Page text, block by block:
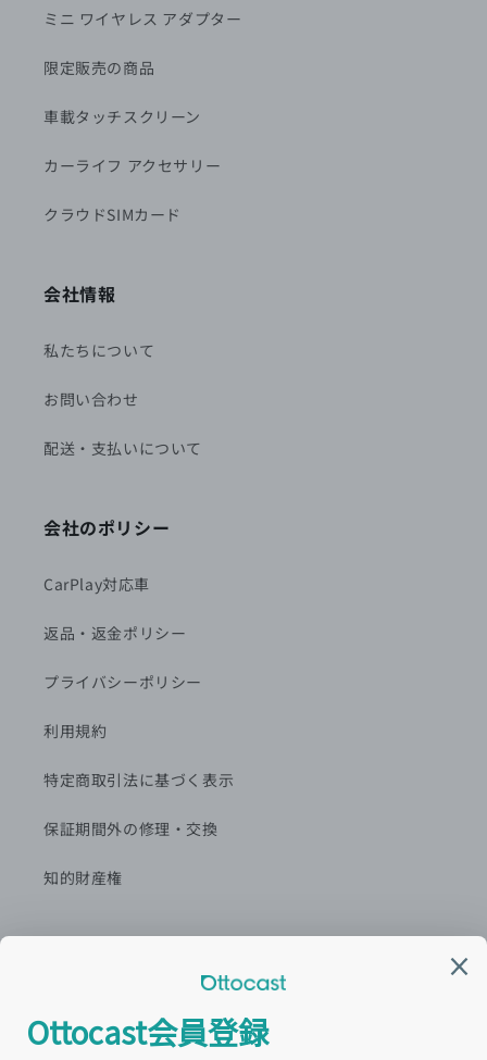
ミニ ワイヤレス アダプター
限定販売の商品
車載タッチスクリーン
カーライフ アクセサリー
クラウドSIMカード
会社情報
私たちについて
お問い合わせ
配送・支払いについて
会社のポリシー
CarPlay対応車
返品・返金ポリシー
プライバシーポリシー
利用規約
特定商取引法に基づく表示
保証期間外の修理・交換
知的財産権
最新情報をLINEで配信中！